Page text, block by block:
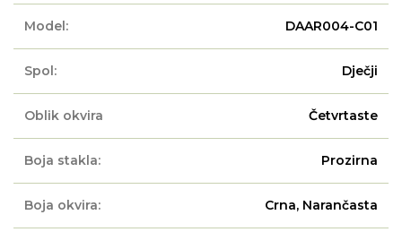
Model: DAAR004-C01
Spol: Dječji
Oblik okvira Četvrtaste
Boja stakla: Prozirna
Boja okvira: Crna, Narančasta